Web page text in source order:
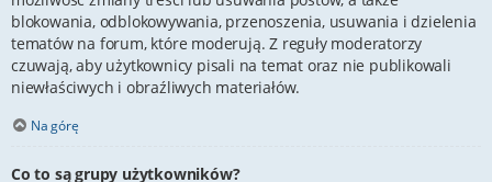
blokowania, odblokowywania, przenoszenia, usuwania i dzielenia
tematów na forum, które moderują. Z reguły moderatorzy
czuwają, aby użytkownicy pisali na temat oraz nie publikowali
niewłaściwych i obraźliwych materiałów.
Na górę
Co to są grupy użytkowników?